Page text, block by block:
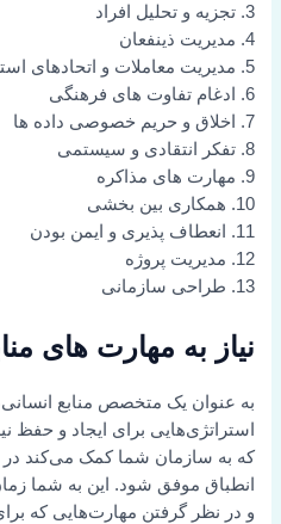
3. تجزیه و تحلیل افراد
4. مدیریت ذینفعان
5. مدیریت معاملات و اتحادهای استراتژیک
6. ادغام تفاوت های فرهنگی
7. اخلاق و حریم خصوصی داده ها
8. تفکر انتقادی و سیستمی
9. مهارت های مذاکره
10. همکاری بین بخشی
11. انعطاف پذیری و ایمن بودن
12. مدیریت پروژه
13. طراحی سازمانی
نیاز به مهارت های
به عنوان یک متخصص منابع
استراتژی‌هایی برای ایجاد و حفظ
که به سازمان شما کمک می‌کند در
انطباق موفق شود. این به شما